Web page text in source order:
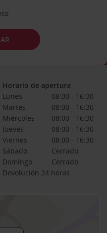
Horario de apertura
Lunes
08:00 - 16:30
Martes
08:00 - 16:30
Miércoles
08:00 - 16:30
Jueves
08:00 - 16:30
Viernes
08:00 - 16:30
Sábado
Cerrado
Domingo
Cerrado
Devolución 24 horas